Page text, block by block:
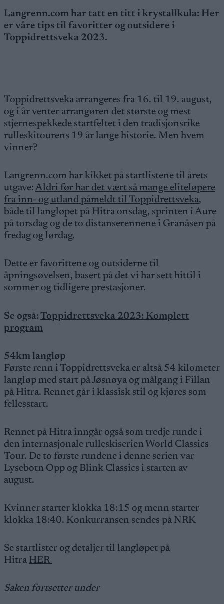
Langrenn.com har tatt en titt i krystallkula: Her
er våre tips til favoritter og outsidere i
Toppidrettsveka 2023.
Toppidrettsveka arrangeres fra 16. til 19. august,
og i år venter arrangøren det største og mest
stjernespekkede startfeltet i den tradisjonsrike
rulleskitourens 19 år lange historie. Men hvem
vinner?
Langrenn.com har kikket på startlistene til årets
utgave: Aldri før har det vært så mange eliteløpere
fra inn- og utland påmeldt til Toppidrettsveka,
både til langløpet på Hitra onsdag, sprinten i Aure
på torsdag og de to distanserennene i Granåsen på
fredag og lørdag.
Dette er favorittene og outsiderne til
åpningsøvelsen, basert på det vi har sett hittil i
sommer og tidligere prestasjoner.
Se også: Toppidrettsveka 2023: Komplett
program
54km langløp
Første renn i Toppidrettsveka er altså 54 kilometer
langløp med start på Jøsnøya og målgang i Fillan
på Hitra. Rennet går i klassisk stil og kjøres som
fellesstart.
Rennet på Hitra inngår også som tredje runde i
den internasjonale rulleskiserien World Classics
Tour. De to første rundene i denne serien var
Lysebotn Opp og Blink Classics i starten av
august.
Kvinner starter klokka 18:15 og menn starter
klokka 18:40. Konkurransen sendes på NRK
Se startlister og detaljer til langløpet på
Hitra HER
Saken fortsetter under